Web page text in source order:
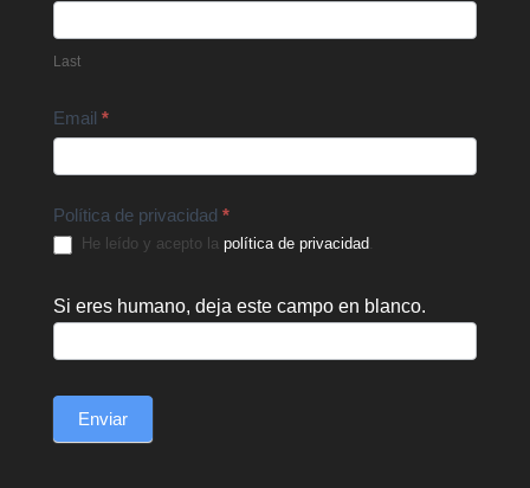
Last
Email *
Política de privacidad *
He leído y acepto la política de privacidad.
Si eres humano, deja este campo en blanco.
Enviar